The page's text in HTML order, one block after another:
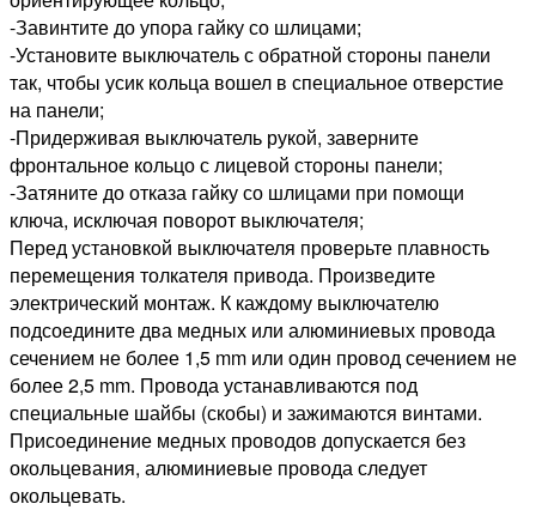
-Завинтите до упора гайку со шлицами;
-Установите выключатель с обратной стороны панели
так, чтобы усик кольца вошел в специальное отверстие
на панели;
-Придерживая выключатель рукой, заверните
фронтальное кольцо с лицевой стороны панели;
-Затяните до отказа гайку со шлицами при помощи
ключа, исключая поворот выключателя;
Перед установкой выключателя проверьте плавность
перемещения толкателя привода. Произведите
электрический монтаж. К каждому выключателю
подсоедините два медных или алюминиевых провода
сечением не более 1,5 mm или один провод сечением не
более 2,5 mm. Провода устанавливаются под
специальные шайбы (скобы) и зажимаются винтами.
Присоединение медных проводов допускается без
окольцевания, алюминиевые провода следует
окольцевать.